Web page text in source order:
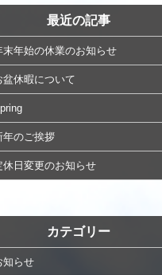
最近の記事
末年始の休業のお知らせ
盆休暇について
年のご挨拶
休日変更のお知らせ
カテゴリー
知らせ